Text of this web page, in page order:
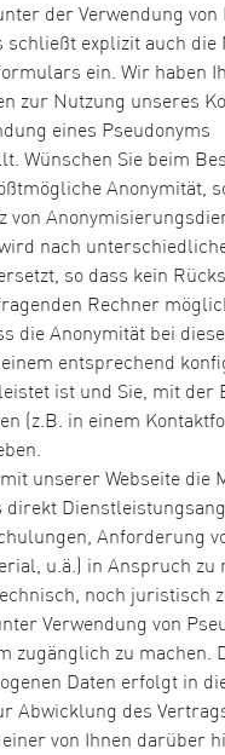
der Verwendung von
schließt explizit auch die
ein. Wir haben
zur Nutzung unseres
eines Pseudonyms
Wünschen Sie beim
Anonymität,
von
nach
so dass kein
Rechner
die Anonymität bei
entsprechend
ist und Sie, mit der
(z.B. in einem
unserer Webseite die
Anforderung
u.ä.) in Anspruch zu
noch juristisch
Verwendung von
zugänglich zu machen.
Daten erfolgt in
Abwicklung des
von Ihnen darüber